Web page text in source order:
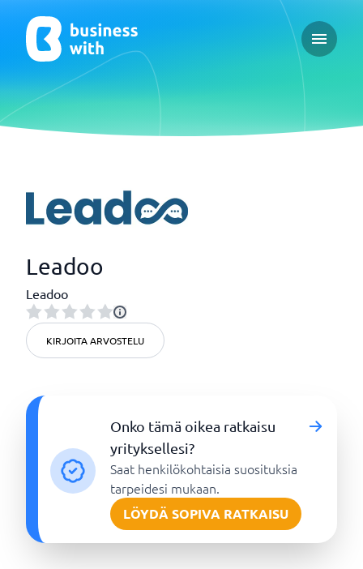
Open
Leadoo
Leadoo
KIRJOITA ARVOSTELU
Onko tämä oikea ratkaisu
yrityksellesi?
Saat henkilökohtaisia suosituksia
tarpeidesi mukaan.
LÖYDÄ SOPIVA RATKAISU